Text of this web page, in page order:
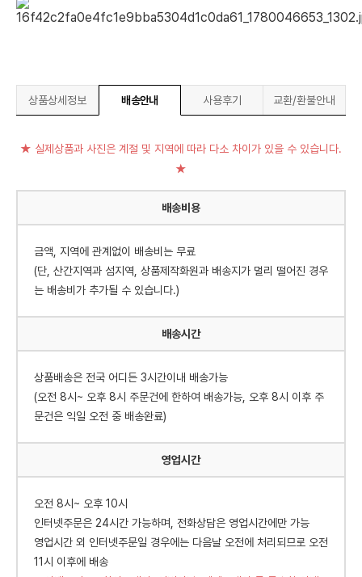
상품상세정보 배송안내 사용후기 교환/환불안내
★ 실제상품과 사진은 계절 및 지역에 따라 다소 차이가 있을 수 있습니다.
★
배송비용
금액, 지역에 관계없이 배송비는 무료
(단, 산간지역과 섬지역, 상품제작화원과 배송지가 멀리 떨어진 경우
는 배송비가 추가될 수 있습니다.)
배송시간
상품배송은 전국 어디든 3시간이내 배송가능
(오전 8시~ 오후 8시 주문건에 한하여 배송가능, 오후 8시 이후 주
문건은 익일 오전 중 배송완료)
영업시간
오전 8시~ 오후 10시
인터넷주문은 24시간 가능하며, 전화상담은 영업시간에만 가능
영업시간 외 인터넷주문일 경우에는 다음날 오전에 처리되므로 오전
11시 이후에 배송